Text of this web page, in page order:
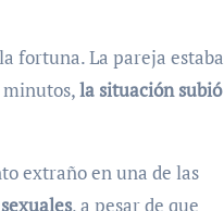
fortuna. La pareja estaba
minutos,la situación subió
extraño en una de las
, a pesar de que